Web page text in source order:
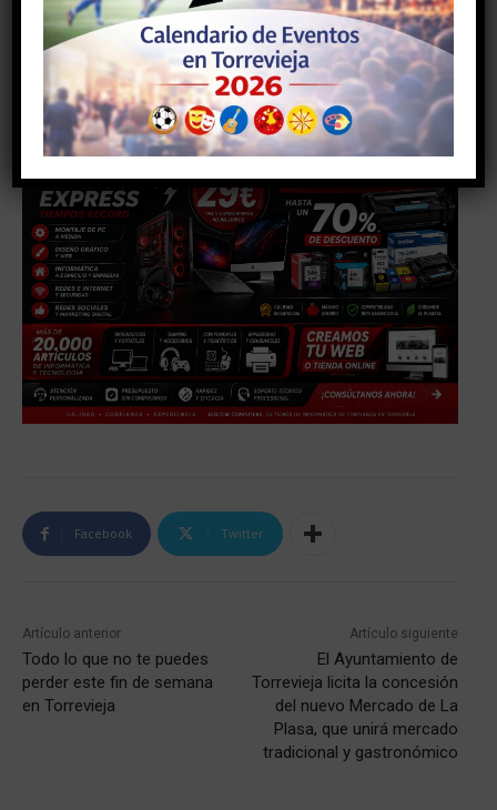
- Anuncio -
Facebook Twitter
Artículo anterior
Todo lo que no te puedes
perder este fin de semana
en Torrevieja
Artículo siguiente
El Ayuntamiento de
Torrevieja licita la concesión
del nuevo Mercado de La
Plasa, que unirá mercado
tradicional y gastronómico